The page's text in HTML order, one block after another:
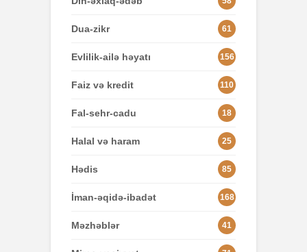
Dua-zikr 61
Evlilik-ailə həyatı 156
Faiz və kredit 110
Fal-sehr-cadu 18
Halal və haram 25
Hədis 85
İman-əqidə-ibadət 168
Məzhəblər 41